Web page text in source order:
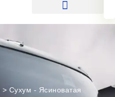
> Сухум - Ясиноватая